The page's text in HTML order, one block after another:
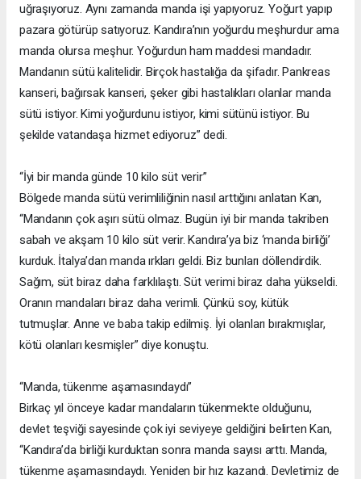
uğraşıyoruz. Aynı zamanda manda işi yapıyoruz. Yoğurt yapıp
pazara götürüp satıyoruz. Kandıra’nın yoğurdu meşhurdur ama
manda olursa meşhur. Yoğurdun ham maddesi mandadır.
Mandanın sütü kalitelidir. Birçok hastalığa da şifadır. Pankreas
kanseri, bağırsak kanseri, şeker gibi hastalıkları olanlar manda
sütü istiyor. Kimi yoğurdunu istiyor, kimi sütünü istiyor. Bu
şekilde vatandaşa hizmet ediyoruz” dedi.
“İyi bir manda günde 10 kilo süt verir”
Bölgede manda sütü verimliliğinin nasıl arttığını anlatan Kan,
“Mandanın çok aşırı sütü olmaz. Bugün iyi bir manda takriben
sabah ve akşam 10 kilo süt verir. Kandıra’ya biz ‘manda birliği’
kurduk. İtalya’dan manda ırkları geldi. Biz bunları döllendirdik.
Sağım, süt biraz daha farklılaştı. Süt verimi biraz daha yükseldi.
Oranın mandaları biraz daha verimli. Çünkü soy, kütük
tutmuşlar. Anne ve baba takip edilmiş. İyi olanları bırakmışlar,
kötü olanları kesmişler” diye konuştu.
“Manda, tükenme aşamasındaydı”
Birkaç yıl önceye kadar mandaların tükenmekte olduğunu,
devlet teşviği sayesinde çok iyi seviyeye geldiğini belirten Kan,
“Kandıra’da birliği kurduktan sonra manda sayısı arttı. Manda,
tükenme aşamasındaydı. Yeniden bir hız kazandı. Devletimiz de